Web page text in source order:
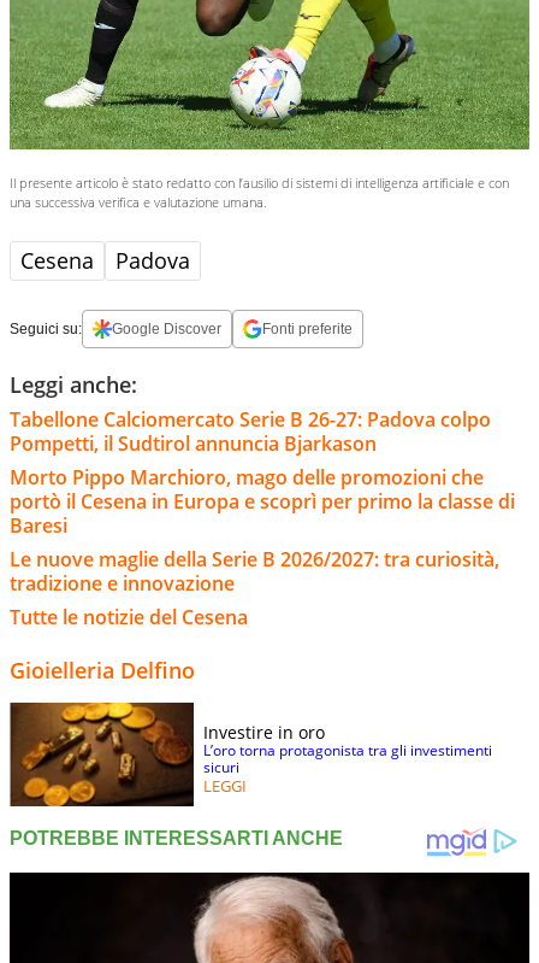
Il presente articolo è stato redatto con l’ausilio di sistemi di intelligenza artificiale e con
una successiva verifica e valutazione umana.
Cesena Padova
Seguici su: Google Discover Fonti preferite
Leggi anche:
Tabellone Calciomercato Serie B 26-27: Padova colpo
Pompetti, il Sudtirol annuncia Bjarkason
Morto Pippo Marchioro, mago delle promozioni che
portò il Cesena in Europa e scoprì per primo la classe di
Baresi
Le nuove maglie della Serie B 2026/2027: tra curiosità,
tradizione e innovazione
Tutte le notizie del Cesena
Gioielleria Delfino
Investire in oro
L’oro torna protagonista tra gli investimenti
sicuri
LEGGI